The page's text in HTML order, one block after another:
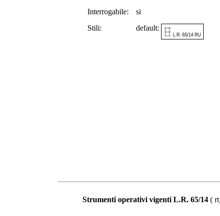
Interrogabile:
si
Stili:
default:
Strumenti operativi vigenti L.R. 65/14 (